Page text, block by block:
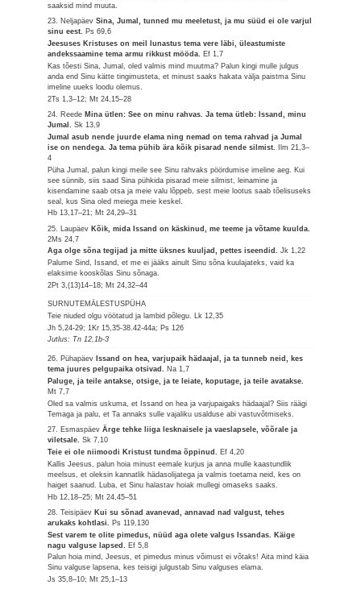
saaksid mind muuta.
23. NeljapäevSina, Jumal, tunned mu meeletust, ja mu süüd ei ole varjul
sinu eest. Ps 69,6
Jeesuses Kristuses on meil lunastus tema vere läbi, üleastumiste
andekssaamine tema armu rikkust mööda. Ef 1,7
Kas tõesti Sina, Jumal, oled valmis mind muutma? Palun kingi mulle julgus
anda end Sinu kätte tingimusteta, et minust saaks hakata välja paistma Sinu
imeline uueks loodu olemus.
2Ts 1,3–12; Mt 24,15–28
24. Reede Mina ütlen: See on minu rahvas. Ja tema ütleb: Issand, minu
Jumal.Sk 13,9
Jumal asub nende juurde elama ning nemad on tema rahvad ja Jumal
ise on nendega. Ja tema pühib ära kõik pisarad nende silmist.
Ilm 21,3–
4
Püha Jumal, palun kingi meile see Sinu rahvaks pöördumise imeline aeg. Kui
see sünnib, siis saad Sina pühkida pisarad meie silmist, leinamine ja
kisendamine saab otsa ja meie valu lõppeb, sest meie lootus saab tõelisuseks
seal, kus Sina oled meiega meie keskel.
Hb 13,17–21; Mt 24,29–31
25. Laupäev Kõik, mida Issand on käskinud, me teeme ja võtame kuulda.
2Ms 24,7
Aga olge sõna tegijad ja mitte üksnes kuuljad, pettes iseendid.Jk 1,22
Palume Sind, Issand, et me ei jääks ainult Sinu sõna kuulajateks, vaid ka
elaksime kooskõlas Sinu sõnaga.
2Pt 3,(13)14–18; Mt 24,32–44
SURNUTEMÄLESTUSPÜHA
Teie niuded olgu vöötatud ja lambid põlegu.
Lk 12,35
Jh 5,24-29; 1Kr 15,35-38.42-44a; Ps 126
Jutlus: Tn 12,1b-3
26. Pühapäev Issand on hea, varjupaik hädaajal, ja ta tunneb neid, kes
tema juures pelgupaika otsivad. Na 1,7
Paluge, ja teile antakse, otsige, ja te leiate, koputage, ja teile avatakse.
Mt 7,7
Oled sa valmis uskuma, et Issand on hea ja varjupaigaks hädaajal? Siis räägi
Temaga ja palu, et Ta annaks sulle vajaliku usalduse abi vastuvõtmiseks.
27. EsmaspäevÄrge tehke liiga lesknaisele ja vaeslapsele, võõrale ja
viletsale.Sk 7,10
Teie ei ole niimoodi Kristust tundma õppinud. Ef 4,20
Kallis Jeesus, palun hoia minust eemale kurjus ja anna mulle kaastundlik
meelsus, et oleksin kannatlik hädasolijatega ja valmis toetama neid, kes on
haiget saanud. Luba, et Sinu halastav hoiak mullegi omaseks saaks.
Hb 12,18–25; Mt 24,45–51
28. Teisipäev Kui su sõnad avanevad, annavad nad valgust, tehes
arukaks kohtlasi. Ps 119,130
Sest varem te olite pimedus, nüüd aga olete valgus Issandas. Käige
nagu valguse lapsed. Ef 5,8
Palun hoia mind, Jeesus, et pimedus minus võimust ei võtaks! Aita mind käia
Sinu valguse lapsena, kes teisigi julgustab Sinu valguses elama.
Js 35,8–10; Mt 25,1–13